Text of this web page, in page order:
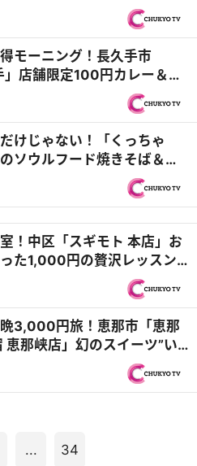
題！＆岡崎市「パティスリ
」生クリームもりもりバナナ
金（ゴールド）』
モーニング！長久手市
」店舗限定100円カレー＆千
ーンベーカリー 名古屋本山
ンのせいろ蒸し『PS純金
けじゃない！「くっちゃ
ソウルフード焼きそば＆
ャカシャカもちもちドーナ
！中区「スギモト 本店」お
た1,000円の贅沢レッスン
はなび」名人直伝！一生も
の極意『PS純金（ゴール
3,000円旅！恵那市「恵那
恵那峡店」幻のスイーツ”い
「うどん居酒屋 橙」だし巻き
迫力どんぶり『PS純金（ゴ
... 34